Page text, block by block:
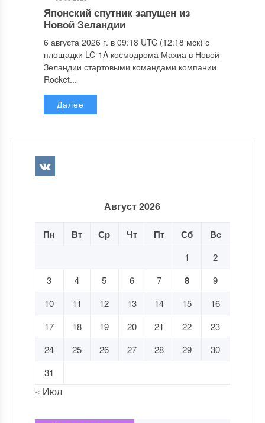
Японский спутник запущен из
Новой Зеландии
6 августа 2026 г. в 09:18 UTC (12:18 мск) с
площадки LC-1A космодрома Махиа в Новой
Зеландии стартовыми командами компании
Rocket...
Далее
Август 2026
Пн Вт Ср Чт Пт Сб Вс
1
2
3
4 5 6 7 8
9
10
11 12 13 14 15
16
17
18 19 20 21 22
23
24
25 26 27 28 29
30
31
« Июл